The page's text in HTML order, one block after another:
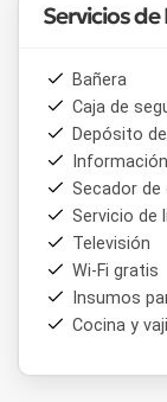
Servicios
Bañera
Caja de
Depósito
Secador de
Servicio de
Televisión
Wi-Fi gratis
Insumos
Cocina y